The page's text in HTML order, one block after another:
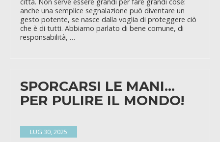
anche una semplice segnalazione può diventare un
gesto potente, se nasce dalla voglia di proteggere ciò
che è di tutti. Abbiamo parlato di bene comune, di
responsabilità, …
SPORCARSI LE MANI…
PER PULIRE IL MONDO!
LUG 30, 2025